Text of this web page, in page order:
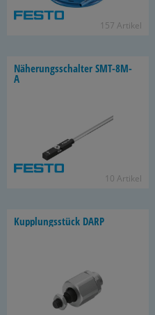
157 Ar­ti­kel
Nä­he­rungs­schal­ter SMT-​8M-
A
10 Ar­ti­kel
Kupp­lungs­stück DARP